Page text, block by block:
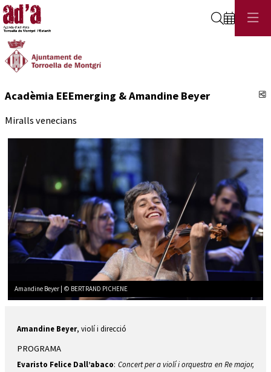
Cerca
Acadèmia EEEmerging & Amandine Beyer
Miralls venecians
Amandine Beyer | © BERTRAND PICHENE
Amandine Beyer, violí i direcció
PROGRAMA
Evaristo Felice Dall’abaco: Concert per a violí i orquestra en Re major,